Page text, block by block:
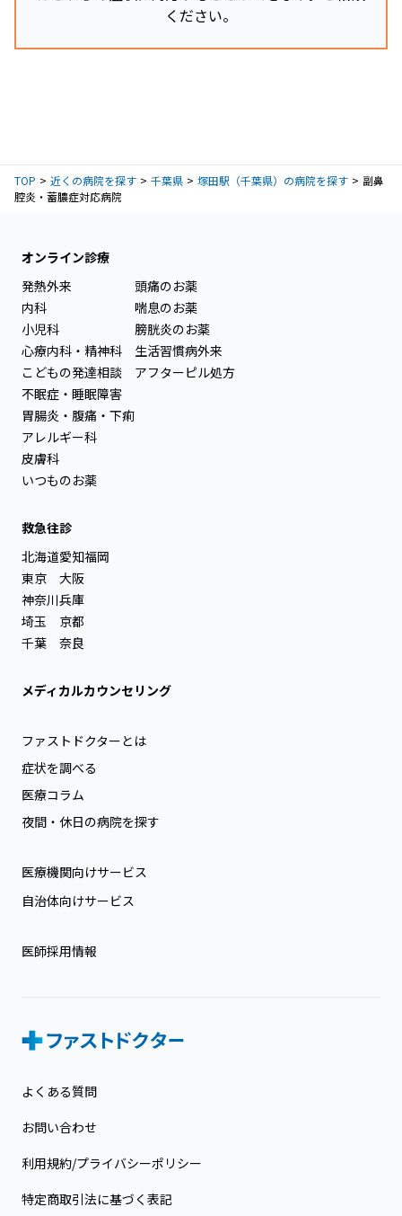
ください。
TOP 近くの病院を探す 千葉県 塚田駅（千葉県）の病院を探す
副鼻
腔炎・蓄膿症対応病院
オンライン診療
発熱外来
内科
小児科
心療内科・精神科
こどもの発達相談
不眠症・睡眠障害
胃腸炎・腹痛・下痢
アレルギー科
皮膚科
いつものお薬
頭痛のお薬
喘息のお薬
膀胱炎のお薬
生活習慣病外来
アフターピル処方
救急往診
北海道
東京
神奈川
埼玉
千葉
愛知
大阪
兵庫
京都
奈良
福岡
メディカルカウンセリング
ファストドクターとは
症状を調べる
医療コラム
夜間・休日の病院を探す
医療機関向けサービス
自治体向けサービス
医師採用情報
よくある質問
お問い合わせ
利用規約/プライバシーポリシー
特定商取引法に基づく表記